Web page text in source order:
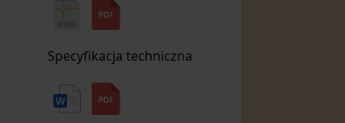
Specyfikacja techniczna